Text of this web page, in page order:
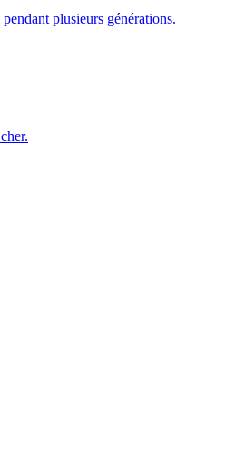
plusieurs générations.